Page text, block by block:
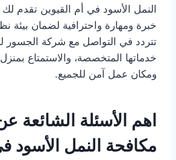
النمل الأسود في أم القيوين تقدم
خبرة ومهارة واحترافية لضمان بيئة
تتردد في التواصل مع شركة الجسور
خدماتها المتخصصة، والاستمتاع
ومكان عمل آمن للجميع.
اهم الأسئلة الشائعة
مكافحة النمل الأسود